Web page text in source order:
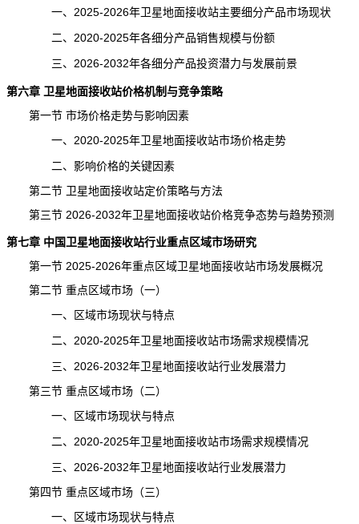
一、2025-2026年卫星地面接收站主要细分产品市场现状
二、2020-2025年各细分产品销售规模与份额
三、2026-2032年各细分产品投资潜力与发展前景
第六章 卫星地面接收站价格机制与竞争策略
第一节 市场价格走势与影响因素
一、2020-2025年卫星地面接收站市场价格走势
二、影响价格的关键因素
第二节 卫星地面接收站定价策略与方法
第三节 2026-2032年卫星地面接收站价格竞争态势与趋势预测
第七章 中国卫星地面接收站行业重点区域市场研究
第一节 2025-2026年重点区域卫星地面接收站市场发展概况
第二节 重点区域市场（一）
一、区域市场现状与特点
二、2020-2025年卫星地面接收站市场需求规模情况
三、2026-2032年卫星地面接收站行业发展潜力
第三节 重点区域市场（二）
一、区域市场现状与特点
二、2020-2025年卫星地面接收站市场需求规模情况
三、2026-2032年卫星地面接收站行业发展潜力
第四节 重点区域市场（三）
一、区域市场现状与特点